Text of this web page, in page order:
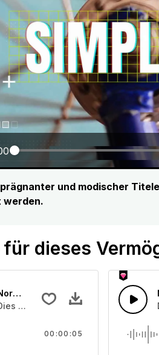
prägnanter und modischer
werden.
dieses
Angriff 02
ist eine Gruppe von etwa
00:00:05